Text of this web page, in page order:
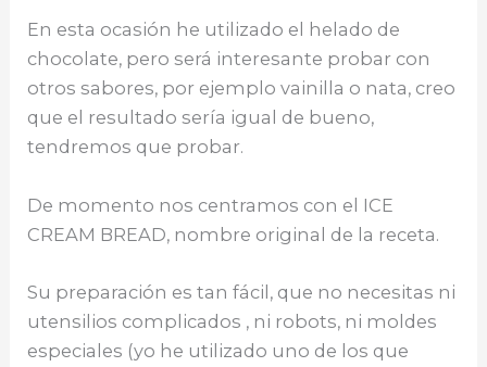
En esta ocasión he utilizado el helado de
chocolate, pero será interesante probar con
otros sabores, por ejemplo vainilla o nata, creo
que el resultado sería igual de bueno,
tendremos que probar.
De momento nos centramos con el ICE
CREAM BREAD, nombre original de la receta.
Su preparación es tan fácil, que no necesitas ni
utensilios complicados , ni robots, ni moldes
especiales (yo he utilizado uno de los que